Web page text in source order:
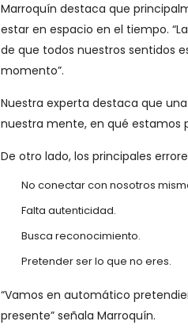
Marroquín destaca que
estar en espacio en el tiempo.
de que todos nuestros sentidos
momento”.
Nuestra experta destaca que
nuestra mente, en qué estamos
De otro lado, los principales
No conectar con nosotros
Falta autenticidad.
Busca reconocimiento.
Pretender ser lo que no eres.
“Vamos en automático
presente” señala Marroquín.